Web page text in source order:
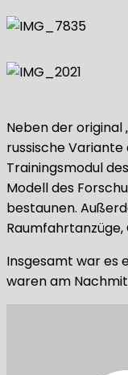
Neben der original
russische
Trainingsmodul des
Modell des
bestaunen.
Insgesamt war es
waren am